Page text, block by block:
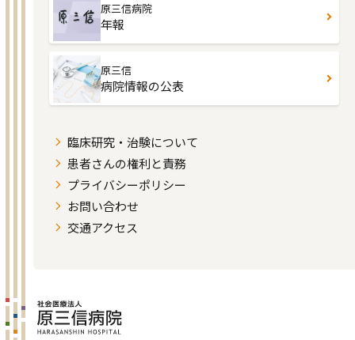
原三信病院
年報
原三信
病院情報の公表
臨床研究・治験について
患者さんの権利と責務
プライバシーポリシー
お問い合わせ
交通アクセス